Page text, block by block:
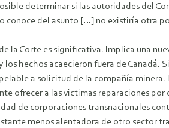
determinar si las autoridades del
conoce del asunto […] no existiría otra
la Corte es significativa. Implica una
los hechos acaecieron fuera de
a solicitud de la compañía
ofrecer a las victimas reparaciones
de corporaciones transnacionales
menos alentadora de otro sector